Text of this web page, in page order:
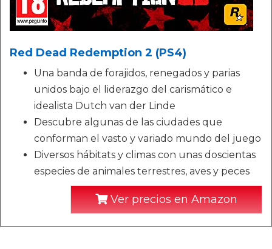
Red Dead Redemption 2 (PS4)
Una banda de forajidos, renegados y parias
unidos bajo el liderazgo del carismático e
idealista Dutch van der Linde
Descubre algunas de las ciudades que
conforman el vasto y variado mundo del juego
Diversos hábitats y climas con unas doscientas
especies de animales terrestres, aves y peces
Ver precios en Amazon